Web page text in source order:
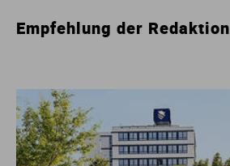
Empfehlung der Redaktion